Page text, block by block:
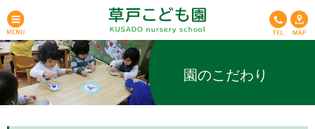
園のこだわり